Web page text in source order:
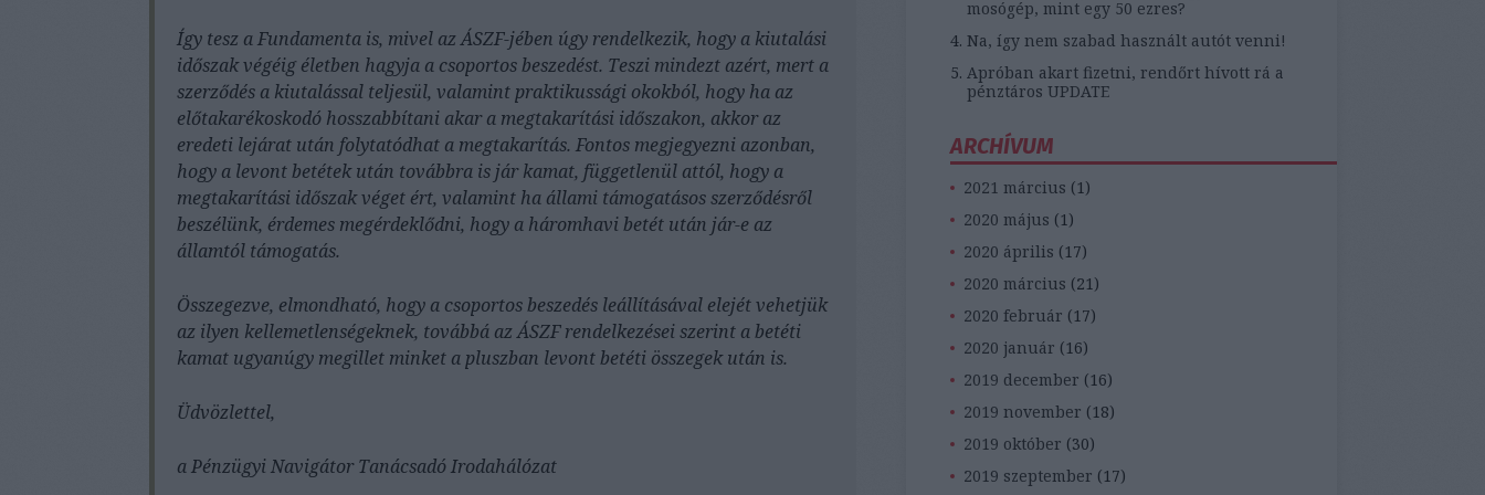
Így tesz a Fundamenta is, mivel az ÁSZF-jében úgy rendelkezik, hogy a kiutalási
időszak végéig életben hagyja a csoportos beszedést. Teszi mindezt azért, mert a
szerződés a kiutalással teljesül, valamint praktikussági okokból, hogy ha az
előtakarékoskodó hosszabbítani akar a megtakarítási időszakon, akkor az
eredeti lejárat után folytatódhat a megtakarítás. Fontos megjegyezni azonban,
hogy a levont betétek után továbbra is jár kamat, függetlenül attól, hogy a
megtakarítási időszak véget ért, valamint ha állami támogatásos szerződésről
beszélünk, érdemes megérdeklődni, hogy a háromhavi betét után jár-e az
államtól támogatás.
Összegezve, elmondható, hogy a csoportos beszedés leállításával elejét vehetjük
az ilyen kellemetlenségeknek, továbbá az ÁSZF rendelkezései szerint a betéti
kamat ugyanúgy megillet minket a pluszban levont betéti összegek után is.
Üdvözlettel,
a Pénzügyi Navigátor Tanácsadó Irodahálózat
mosógép, mint egy 50 ezres?
Na, így nem szabad használt autót venni!
Apróban akart fizetni, rendőrt hívott rá a
pénztáros UPDATE
ARCHÍVUM
2021 március (1 )
2020 május (1 )
2020 április (17)
2020 március (21 )
2020 február (17)
2020 január (16)
2019 december (16)
2019 november (18)
2019 október (30)
2019 szeptember (17)